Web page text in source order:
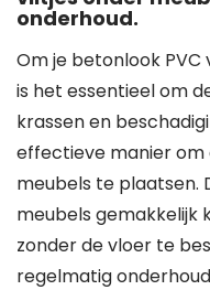
onderhoud.
Om je betonlook
is het essentieel om
krassen en
effectieve manier om
meubels te plaatsen.
meubels gemakkelijk
zonder de vloer te
regelmatig